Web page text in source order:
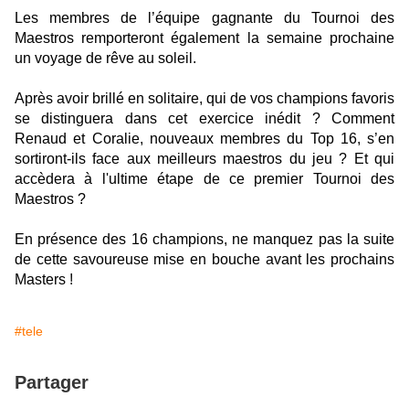
Les membres de l’équipe gagnante du Tournoi des
Maestros remporteront également la semaine prochaine
un voyage de rêve au soleil.
Après avoir brillé en solitaire, qui de vos champions favoris
se distinguera dans cet exercice inédit ? Comment
Renaud et Coralie, nouveaux membres du Top 16, s’en
sortiront-ils face aux meilleurs maestros du jeu ? Et qui
accèdera à l'ultime étape de ce premier Tournoi des
Maestros ?
En présence des 16 champions, ne manquez pas la suite
de cette savoureuse mise en bouche avant les prochains
Masters !
#tele
Partager